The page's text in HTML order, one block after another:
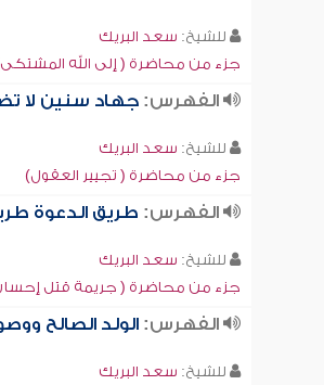
للشيخ: سعد البريك
جزء من محاضرة ( إلى الله
الفهرس:جهاد سنين لا
للشيخ: سعد البريك
جزء من محاضرة ( تجيير العقول)
الفهرس: طريق الدعوة
للشيخ: سعد البريك
جزء من محاضرة ( جريمة قتل
الفهرس:الولد الصالح
للشيخ: سعد البريك